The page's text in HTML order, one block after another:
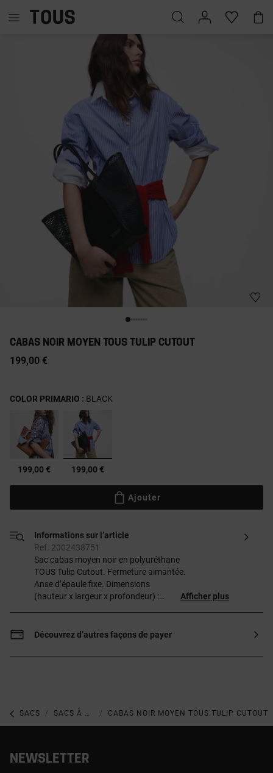
CABAS NOIR MOYEN TOUS TULIP CUTOUT
199,00 €
199,00 € sélectionné
199,00 €
COLOR PRIMARIO : BLACK
Ajouter
Informations sur l’article
Ref. 2002438751
Sac cabas moyen noir en polyuréthane
TOUS Tulip Cutout. Fermeture aimantée.
Anse d’épaule fixe. Dimensions
(hauteur x largeur x profondeur) :
Afficher plus
Découvrez d’autres façons de payer
SACS SACS À MAIN MOYENS CABAS NOIR MOYEN TOUS TULIP CUTOUT
NEWSLETTER